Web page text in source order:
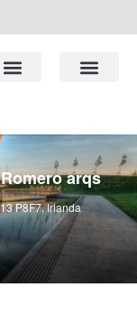
arqs
P8F7, Irlanda